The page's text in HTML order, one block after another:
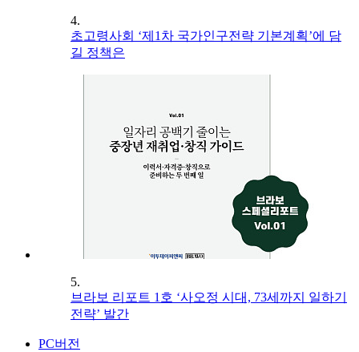
4.
초고령사회 ‘제1차 국가인구전략 기본계획’에 담
길 정책은
5.
브라보 리포트 1호 ‘사오정 시대, 73세까지 일하기
전략’ 발간
PC버전